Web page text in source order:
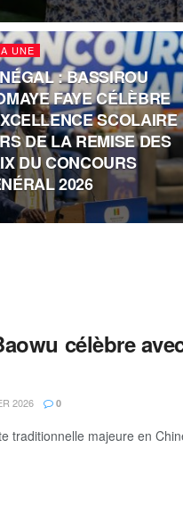
UNE
: BASSIROU
FAYE CÉLÈBRE
SCOLAIRE
DE LA REMISE DES
DU CONCOURS
2026
célèbre
2026 0
traditionnelle majeure en